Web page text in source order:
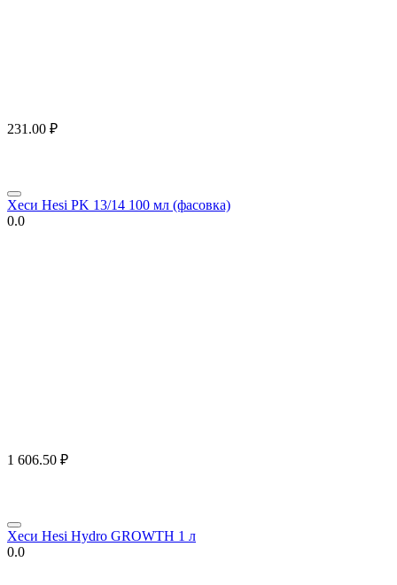
231.00 ₽
Хеси Hesi PK 13/14 100 мл (фасовка)
0.0
1 606.50 ₽
Хеси Hesi Hydro GROWTH 1 л
0.0